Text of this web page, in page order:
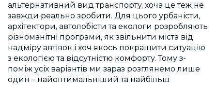
альтернативний вид транспорту, хоча це теж не
завжди реально зробити. Для цього урбаністи,
архітектори, автолобісти та екологи розробляють
різноманітні програми, як звільнити міста від
надміру автівок і хоч якось покращити ситуацію
з екологією та відсутністю комфорту. Тому з-
поміж усіх варіантів ми зараз розглянемо лише
один – найоптимальніший та найбільш